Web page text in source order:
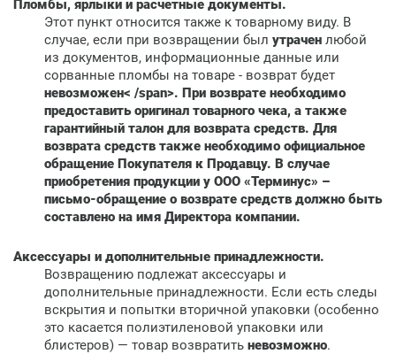
Пломбы, ярлыки и расчетные документы.
Этот пункт относится также к товарному виду. В
случае, если при возвращении был утрачен любой
из документов, информационные данные или
сорванные пломбы на товаре - возврат будет
невозможен< /span>. При возврате необходимо
предоставитьоригинал товарного чека, а также
гарантийный талон для возврата средств. Для
возврата средств также необходимо официальное
обращение Покупателя к Продавцу. В случае
приобретения продукции у ООО «Терминус» –
письмо-обращение о возврате средств должно быть
составлено на имя Директора компании.
Аксессуары и дополнительные принадлежности.
Возвращению подлежат аксессуары и
дополнительные принадлежности. Если есть следы
вскрытия и попытки вторичной упаковки (особенно
это касается полиэтиленовой упаковки или
блистеров) — товар возвратить невозможно.